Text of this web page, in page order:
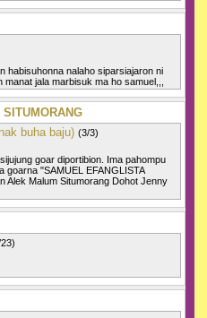
habisuhonna nalaho siparsiajaron ni
jala marbisuk ma ho samuel,,,
buha baju) (3/3)
goar diportibion. Ima pahompu
goarna "SAMUEL EFANGLISTA
Alek Malum Situmorang Dohot Jenny